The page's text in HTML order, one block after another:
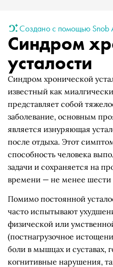
Создано с помощью Snob
Синдром
усталости
Синдром хронической
известный как
представляет собой
заболевание, основным
является изнуряющая
после отдыха. Этот
способность человека
задачи и сохраняется на
времени — не менее шести
Помимо постоянной
часто испытывают
физической или
(постнагрузочное
боли в мышцах и суставах,
когнитивные нарушения,